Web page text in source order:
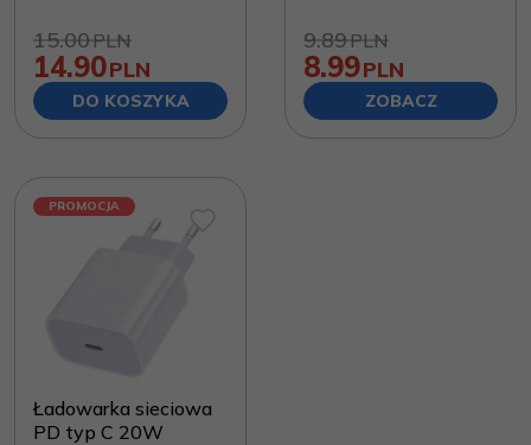
15.00PLN
14.90PLN
DO KOSZYKA
9.89PLN
8.99PLN
ZOBACZ
PROMOCJA
Ładowarka sieciowa
PD typ C 20W